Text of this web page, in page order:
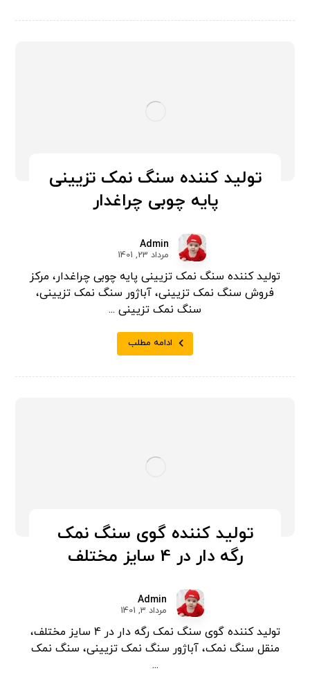
تولید کننده سنگ نمک تزیینی
پایه چوبی چراغدار
Admin
مرداد 23, 1401
تولید کننده سنگ نمک تزیینی پایه چوبی چراغدار، مرکز
فروش سنگ نمک تزیینی، آباژور سنگ نمک تزیینی،
سنگ نمک تزیینی ...
ادامه مطلب
تولید کننده گوی سنگ نمک
رگه دار در 4 سایز مختلف
Admin
مرداد 3, 1401
تولید کننده گوی سنگ نمک رگه دار در 4 سایز مختلف،
منقل سنگ نمک، آباژور سنگ نمک تزیینی، سنگ نمک
...